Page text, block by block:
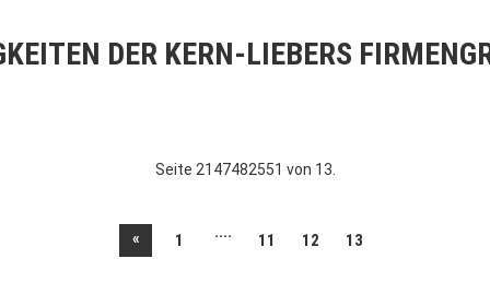
DER KERN-LIEBERS
Seite 2147482551 von 13.
« 1 .... 11 12 13